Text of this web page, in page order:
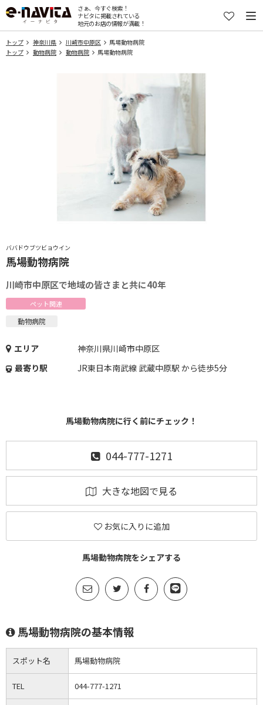
さぁ、今すぐ検索！
ナビタに掲載されている
地元のお店の情報が満載！
トップ 神奈川県 川崎市中原区
馬場動物病院
トップ
動物病院 動物病院 馬場動物病院
ババドウブツビョウイン
馬場動物病院
川崎市中原区で地域の皆さまと共に40年
ペット関連
動物病院
エリア
神奈川県川崎市中原区
最寄り駅
JR東日本南武線 武蔵中原駅 から徒歩5分
馬場動物病院に行く前にチェック！
044-777-1271
大きな地図で見る
お気に入りに追加
馬場動物病院をシェアする
馬場動物病院の基本情報
スポット名 馬場動物病院
TEL 044-777-1271